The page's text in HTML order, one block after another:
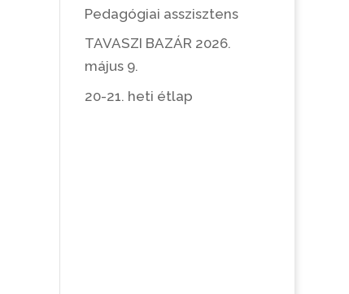
Pedagógiai asszisztens
TAVASZI BAZÁR 2026.
május 9.
20-21. heti étlap